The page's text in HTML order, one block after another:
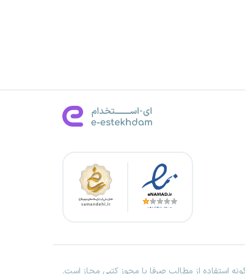
استفاده از مطالب صرفا با مجوز کتبی مجاز است.